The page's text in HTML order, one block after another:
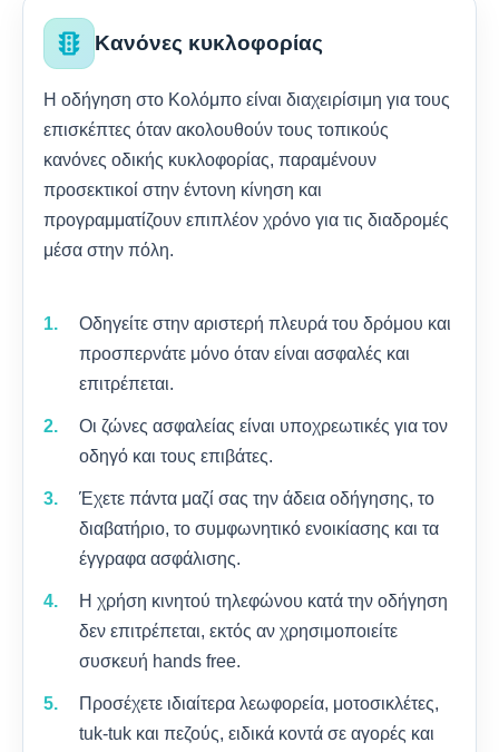
traffic Κανόνες κυκλοφορίας
Η οδήγηση στο Κολόμπο είναι διαχειρίσιμη για τους
επισκέπτες όταν ακολουθούν τους τοπικούς
κανόνες οδικής κυκλοφορίας, παραμένουν
προσεκτικοί στην έντονη κίνηση και
προγραμματίζουν επιπλέον χρόνο για τις διαδρομές
μέσα στην πόλη.
Οδηγείτε στην αριστερή πλευρά του δρόμου και
προσπερνάτε μόνο όταν είναι ασφαλές και
επιτρέπεται.
Οι ζώνες ασφαλείας είναι υποχρεωτικές για τον
οδηγό και τους επιβάτες.
Έχετε πάντα μαζί σας την άδεια οδήγησης, το
διαβατήριο, το συμφωνητικό ενοικίασης και τα
έγγραφα ασφάλισης.
Η χρήση κινητού τηλεφώνου κατά την οδήγηση
δεν επιτρέπεται, εκτός αν χρησιμοποιείτε
συσκευή hands free.
Προσέχετε ιδιαίτερα λεωφορεία, μοτοσικλέτες,
tuk-tuk και πεζούς, ειδικά κοντά σε αγορές και